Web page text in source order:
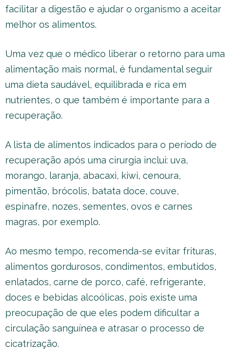
facilitar a digestão e ajudar o organismo a aceitar
melhor os alimentos.
Uma vez que o médico liberar o retorno para uma
alimentação mais normal, é fundamental seguir
uma dieta saudável, equilibrada e rica em
nutrientes, o que também é importante para a
recuperação.
A lista de alimentos indicados para o período de
recuperação após uma cirurgia inclui: uva,
morango, laranja, abacaxi, kiwi, cenoura,
pimentão, brócolis, batata doce, couve,
espinafre, nozes, sementes, ovos e carnes
magras, por exemplo.
Ao mesmo tempo, recomenda-se evitar frituras,
alimentos gordurosos, condimentos, embutidos,
enlatados, carne de porco, café, refrigerante,
doces e bebidas alcoólicas, pois existe uma
preocupação de que eles podem dificultar a
circulação sanguínea e atrasar o processo de
cicatrização.